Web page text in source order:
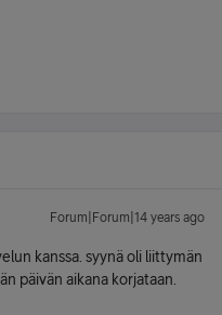
Forum|Forum|14 years ago
kanssa. syynä oli liittymän
päivän aikana korjataan.